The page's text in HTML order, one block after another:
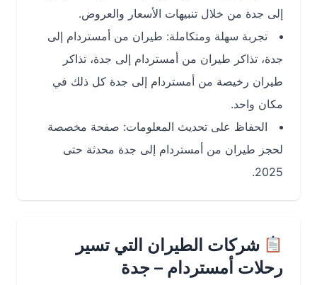
إلى جدة من خلال تنبيهات الأسعار والعروض.
تجربة سهلة ومتكاملة: طيران من أمستردام إلى
جدة، تذاكر طيران من أمستردام إلى جدة، تذاكر
طيران رخيصة من أمستردام إلى جدة كل ذلك في
مكان واحد.
الحفاظ على تحديث المعلومات: صفحة مخصصة
لحجز طيران من أمستردام إلى جدة محدثة حتى
شركات الطيران التي تسير
رحلات أمستردام – جدة